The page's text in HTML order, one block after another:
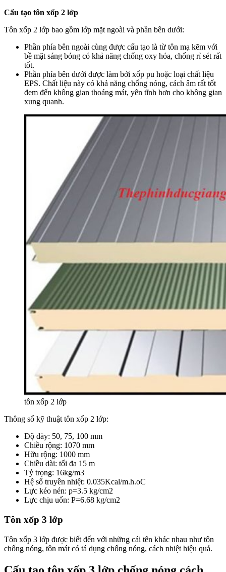
Cấu tạo tôn xốp 2 lớp
Tôn xốp 2 lớp bao gồm lớp mặt ngoài và phần bên dưới:
Phần phía bên ngoài cùng được cấu tạo là từ tôn mạ kẽm với
bề mặt sáng bóng có khả năng chống oxy hóa, chống rỉ sét rất
tốt.
Phần phía bên dưới được làm bởi xốp pu hoặc loại chất liệu
EPS. Chất liệu này có khả năng chống nóng, cách âm rất tốt
đem đến không gian thoáng mát, yên tĩnh hơn cho không gian
xung quanh.
tôn xốp 2 lớp
Thông số kỹ thuật tôn xốp 2 lớp:
Độ dày: 50, 75, 100 mm
Chiều rộng: 1070 mm
Hữu rộng: 1000 mm
Chiều dài: tối đa 15 m
Tỷ trọng: 16kg/m3
Hệ số truyền nhiệt: 0.035Kcal/m.h.oC
Lực kéo nén: p=3.5 kg/cm2
Lực chịu uốn: P=6.68 kg/cm2
Tôn xốp 3 lớp
Tôn xốp 3 lớp được biết đến với những cái tên khác nhau như tôn
chống nóng, tôn mát có tá dụng chống nóng, cách nhiệt hiệu quả.